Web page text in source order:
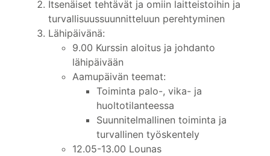
Itsenäiset tehtävät ja omiin laitteistoihin ja
turvallisuussuunnitteluun perehtyminen
Lähipäivänä:
9.00 Kurssin aloitus ja johdanto
lähipäivään
Aamupäivän teemat:
Toiminta palo-, vika- ja
huoltotilanteessa
Suunnitelmallinen toiminta ja
turvallinen työskentely
12.05-13.00 Lounas